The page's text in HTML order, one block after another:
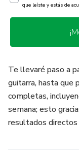
que leíste y estás de
Te llevaré paso a
guitarra, hasta que
completas,
semana; esto
resultados directos